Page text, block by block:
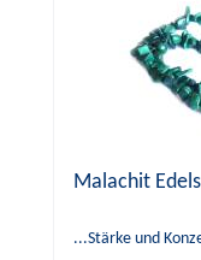
Malachit
...Stärke und